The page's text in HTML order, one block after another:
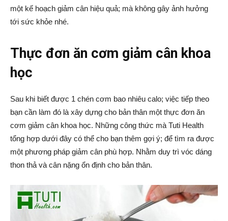
một kế hoạch giảm cân hiệu quả; mà không gây ảnh hưởng
tới sức khỏe nhé.
Thực đơn ăn cơm giảm cân khoa
học
Sau khi biết được 1 chén cơm bao nhiêu calo; việc tiếp theo
bạn cần làm đó là xây dựng cho bản thân một thực đơn ăn
cơm giảm cân khoa học. Những công thức mà Tuti Health
tổng hợp dưới đây có thể cho bạn thêm gợi ý; để tìm ra được
một phương pháp giảm cân phù hợp. Nhằm duy trì vóc dáng
thon thả và cân nặng ổn định cho bản thân.